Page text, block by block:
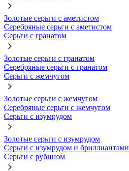
Золотые серьги с аметистом
Серебряные серьги с аметистом
Серьги с гранатом
Золотые серьги с гранатом
Серебряные серьги с гранатом
Серьги с жемчугом
Золотые серьги с жемчугом
Серебряные серьги с жемчугом
Серьги с изумрудом
Золотые серьги с изумрудом
Серьги с изумрудом и бриллиантами
Серьги с рубином